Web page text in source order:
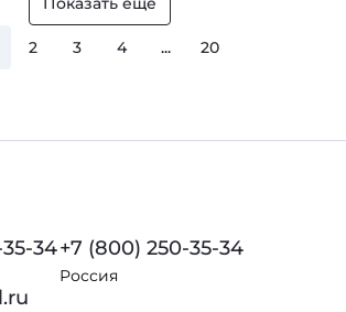
2 3 4 ... 20
34+7 (800) 250-35-34
Россия